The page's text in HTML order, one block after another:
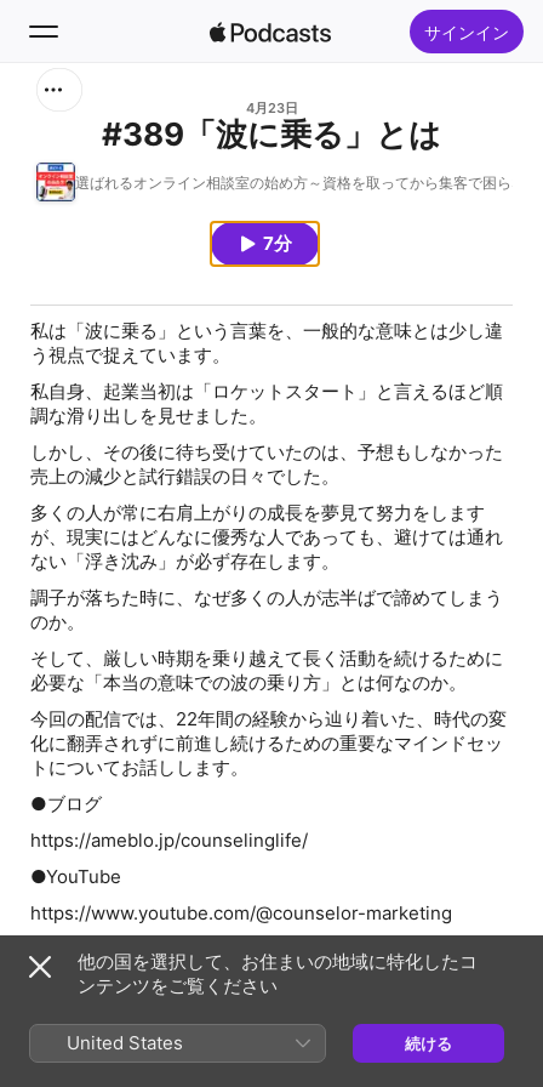
サインイン
ホーム
4月23日
#389「波に乗る」とは
選ばれるオンライン相談室の始め方～資格を取ってから集客で困らな
7分
私は「波に乗る」という言葉を、一般的な意味とは少し違
う視点で捉えています。
私自身、起業当初は「ロケットスタート」と言えるほど順
調な滑り出しを見せました。
しかし、その後に待ち受けていたのは、予想もしなかった
売上の減少と試行錯誤の日々でした。
多くの人が常に右肩上がりの成長を夢見て努力をします
が、現実にはどんなに優秀な人であっても、避けては通れ
ない「浮き沈み」が必ず存在します。
調子が落ちた時に、なぜ多くの人が志半ばで諦めてしまう
のか。
そして、厳しい時期を乗り越えて長く活動を続けるために
必要な「本当の意味での波の乗り方」とは何なのか。
今回の配信では、22年間の経験から辿り着いた、時代の変
化に翻弄されずに前進し続けるための重要なマインドセッ
トについてお話しします。
●ブログ
⁠⁠⁠⁠⁠⁠⁠⁠⁠⁠⁠⁠⁠⁠⁠⁠⁠⁠⁠⁠⁠⁠⁠⁠⁠⁠⁠⁠⁠⁠⁠⁠⁠⁠⁠⁠⁠⁠⁠⁠⁠⁠⁠⁠⁠⁠⁠⁠⁠⁠⁠⁠⁠⁠⁠⁠⁠⁠⁠⁠⁠⁠⁠⁠⁠⁠⁠⁠⁠⁠⁠⁠⁠⁠⁠⁠⁠⁠⁠⁠⁠⁠⁠⁠⁠⁠⁠⁠⁠⁠⁠⁠⁠⁠⁠⁠⁠⁠⁠⁠⁠⁠⁠⁠⁠⁠⁠⁠⁠⁠https://ameblo.jp/counselinglife/⁠⁠⁠⁠⁠⁠⁠⁠⁠⁠⁠⁠⁠⁠⁠⁠⁠⁠⁠⁠⁠⁠⁠⁠⁠⁠⁠⁠⁠⁠⁠⁠⁠⁠⁠⁠⁠⁠⁠⁠⁠⁠⁠⁠⁠⁠⁠⁠⁠⁠⁠⁠⁠⁠⁠⁠⁠⁠⁠⁠⁠⁠⁠⁠⁠⁠⁠⁠⁠⁠⁠⁠⁠⁠⁠⁠⁠⁠⁠⁠⁠⁠⁠⁠⁠⁠⁠⁠⁠⁠⁠⁠⁠⁠⁠⁠⁠⁠⁠⁠⁠⁠⁠⁠⁠⁠⁠⁠⁠⁠
●YouTube
⁠⁠⁠⁠⁠⁠⁠⁠⁠⁠⁠⁠⁠⁠⁠⁠⁠⁠⁠⁠⁠⁠⁠⁠⁠⁠⁠⁠⁠⁠⁠⁠⁠⁠⁠⁠⁠⁠⁠⁠⁠⁠⁠⁠⁠⁠⁠⁠⁠⁠⁠⁠⁠⁠⁠⁠⁠⁠⁠⁠⁠⁠⁠⁠⁠⁠⁠⁠⁠⁠⁠⁠⁠⁠⁠⁠⁠⁠⁠⁠⁠⁠⁠⁠⁠⁠⁠⁠⁠⁠⁠⁠⁠⁠⁠⁠⁠⁠⁠⁠⁠⁠⁠⁠⁠⁠⁠⁠⁠⁠https://www.youtube.com/@counselor-marketing⁠⁠⁠⁠⁠⁠⁠⁠⁠⁠⁠⁠⁠⁠⁠⁠⁠⁠⁠⁠⁠⁠⁠⁠⁠⁠⁠⁠⁠⁠⁠⁠⁠⁠⁠⁠⁠⁠⁠⁠⁠⁠⁠⁠⁠⁠⁠⁠⁠⁠⁠⁠⁠⁠⁠⁠⁠⁠⁠⁠⁠⁠⁠⁠⁠⁠⁠⁠⁠⁠⁠⁠⁠⁠⁠⁠⁠⁠⁠⁠⁠⁠⁠⁠⁠⁠⁠⁠⁠⁠⁠⁠⁠⁠⁠⁠⁠⁠⁠⁠⁠⁠⁠⁠⁠⁠⁠⁠⁠⁠
●facebookページ
⁠⁠⁠⁠⁠⁠⁠⁠⁠⁠⁠⁠⁠⁠⁠⁠⁠⁠⁠⁠⁠⁠⁠⁠⁠⁠⁠⁠⁠⁠⁠⁠⁠⁠⁠⁠⁠⁠⁠⁠⁠⁠⁠⁠⁠⁠⁠⁠⁠⁠⁠⁠⁠⁠⁠⁠⁠⁠⁠⁠⁠⁠⁠⁠⁠⁠⁠⁠⁠⁠⁠⁠⁠⁠⁠⁠⁠⁠⁠⁠⁠⁠⁠⁠⁠⁠⁠⁠⁠⁠⁠⁠⁠⁠⁠⁠⁠⁠⁠⁠⁠⁠⁠⁠⁠⁠⁠⁠⁠⁠https://www.facebook.com/counsellors.marketing⁠⁠⁠⁠⁠⁠⁠⁠⁠⁠⁠⁠⁠⁠⁠⁠⁠⁠⁠⁠⁠⁠⁠⁠⁠⁠⁠⁠⁠⁠⁠⁠⁠⁠⁠⁠⁠⁠⁠⁠⁠⁠⁠⁠⁠⁠⁠⁠⁠⁠⁠⁠⁠⁠⁠⁠⁠⁠⁠⁠⁠⁠⁠⁠⁠⁠⁠⁠⁠⁠⁠⁠⁠⁠⁠⁠⁠⁠⁠⁠⁠⁠⁠⁠⁠⁠⁠⁠⁠⁠⁠⁠⁠⁠⁠⁠⁠⁠⁠⁠⁠⁠⁠⁠⁠⁠⁠⁠⁠⁠
●「90分動画」カウンセラー起業＆マーケティング戦略３
他の国を選択して、お住まいの地域に特化したコ
ンテンツをご覧ください
United States 続ける